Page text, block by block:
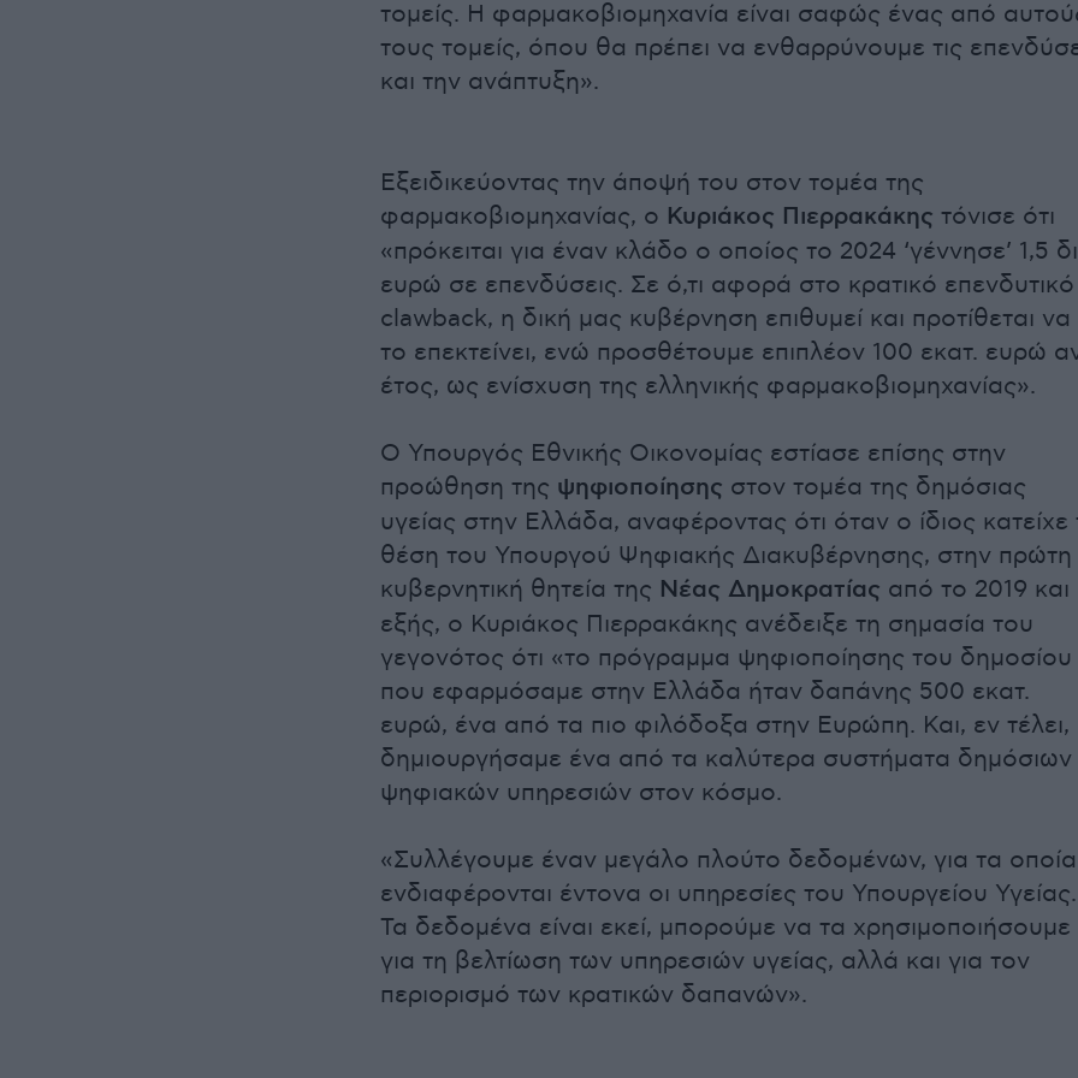
τομείς. Η φαρμακοβιομηχανία είναι σαφώς ένας από
τους τομείς, όπου θα πρέπει να ενθαρρύνουμε τις
και την ανάπτυξη».
Εξειδικεύοντας την άποψή του στον τομέα της
φαρμακοβιομηχανίας, ο Κυριάκος Πιερρακάκης τόνισε ότι
«πρόκειται για έναν κλάδο ο οποίος το 2024 ‘γέννησε’ 1,5
ευρώ σε επενδύσεις. Σε ό,τι αφορά στο κρατικό επενδυτικό
clawback, η δική μας κυβέρνηση επιθυμεί και προτίθεται να
το επεκτείνει, ενώ προσθέτουμε επιπλέον 100 εκατ. ευρώ
έτος, ως ενίσχυση της ελληνικής φαρμακοβιομηχανίας».
Ο Υπουργός Εθνικής Οικονομίας εστίασε επίσης στην
προώθηση της ψηφιοποίησης στον τομέα της δημόσιας
υγείας στην Ελλάδα, αναφέροντας ότι όταν ο ίδιος κατείχε
θέση του Υπουργού Ψηφιακής Διακυβέρνησης, στην πρώτη
κυβερνητική θητεία της Νέας Δημοκρατίας από το 2019 και
εξής, ο Κυριάκος Πιερρακάκης ανέδειξε τη σημασία του
γεγονότος ότι «το πρόγραμμα ψηφιοποίησης του δημοσίου
που εφαρμόσαμε στην Ελλάδα ήταν δαπάνης 500 εκατ.
ευρώ, ένα από τα πιο φιλόδοξα στην Ευρώπη. Και, εν τέλει,
δημιουργήσαμε ένα από τα καλύτερα συστήματα δημόσιων
ψηφιακών υπηρεσιών στον κόσμο.
«Συλλέγουμε έναν μεγάλο πλούτο δεδομένων, για τα οποία
ενδιαφέρονται έντονα οι υπηρεσίες του Υπουργείου Υγείας.
Τα δεδομένα είναι εκεί, μπορούμε να τα χρησιμοποιήσουμε
για τη βελτίωση των υπηρεσιών υγείας, αλλά και για τον
περιορισμό των κρατικών δαπανών».